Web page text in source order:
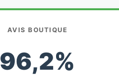
AVIS BOUTIQUE
96,2%